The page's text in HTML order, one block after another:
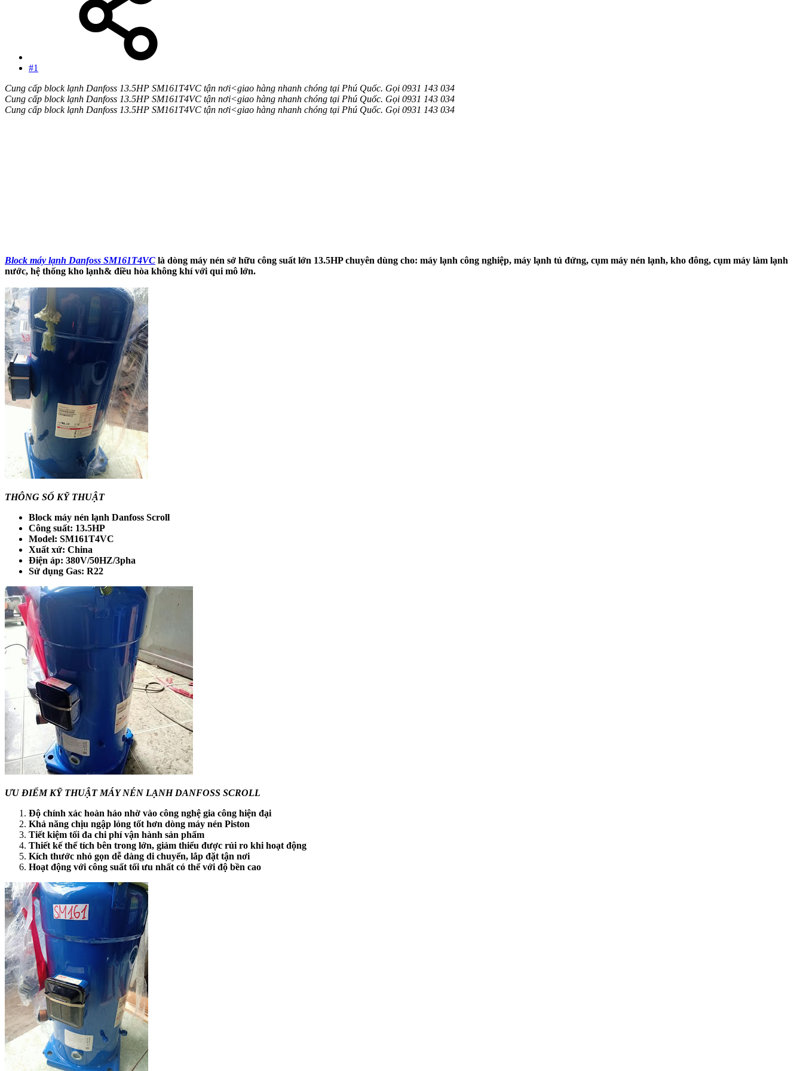
#1
Cung cấp block lạnh Danfoss 13.5HP SM161T4VC tận nơi<giao hàng nhanh chóng tại Phú Quốc. Gọi 0931 143 034
Cung cấp block lạnh Danfoss 13.5HP SM161T4VC tận nơi<giao hàng nhanh chóng tại Phú Quốc. Gọi 0931 143 034
Cung cấp block lạnh Danfoss 13.5HP SM161T4VC tận nơi<giao hàng nhanh chóng tại Phú Quốc. Gọi 0931 143 034
Block máy lạnh Danfoss SM161T4VC là dòng máy nén sở hữu công suất lớn 13.5HP chuyên dùng cho: máy lạnh công nghiệp, máy lạnh tủ đứng, cụm máy nén lạnh, kho đông, cụm máy làm lạnh
nước, hệ thống kho lạnh& điều hòa không khí với qui mô lớn.
THÔNG SỐ KỸ THUẬT
Block máy nén lạnh Danfoss Scroll
Công suất: 13.5HP
Model: SM161T4VC
Xuất xứ: China
Điện áp: 380V/50HZ/3pha
Sử dụng Gas: R22
ƯU ĐIỂM KỸ THUẬT MÁY NÉN LẠNH DANFOSS SCROLL
Độ chính xác hoàn hảo nhờ vào công nghệ gia công hiện đại
Khả năng chịu ngập lỏng tốt hơn dòng máy nén Piston
Tiết kiệm tối đa chi phí vận hành sản phẩm
Thiết kế thể tích bên trong lớn, giảm thiểu được rủi ro khi hoạt động
Kích thước nhỏ gọn dễ dàng di chuyển, lắp đặt tận nơi
Hoạt động với công suất tối ưu nhất có thể với độ bền cao